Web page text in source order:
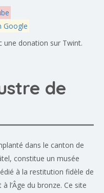
Google
une donation sur Twint.
de
dans le canton de
constitue un musée
à la restitution fidèle de
l’Âge du bronze. Ce site